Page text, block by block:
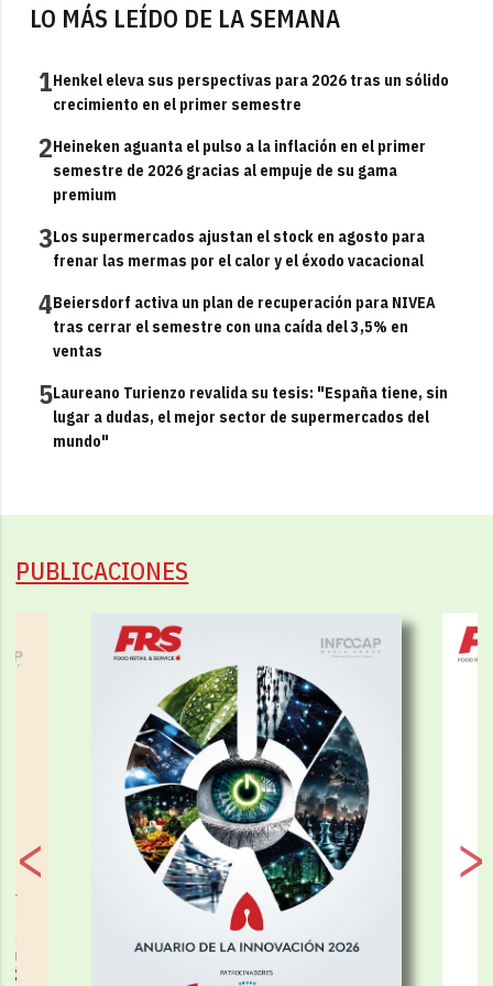
LO MÁS LEÍDO DE LA SEMANA
1Henkel eleva sus perspectivas para 2026 tras un sólido
crecimiento en el primer semestre
2Heineken aguanta el pulso a la inflación en el primer
semestre de 2026 gracias al empuje de su gama
premium
3Los supermercados ajustan el stock en agosto para
frenar las mermas por el calor y el éxodo vacacional
4Beiersdorf activa un plan de recuperación para NIVEA
tras cerrar el semestre con una caída del 3,5% en
ventas
5Laureano Turienzo revalida su tesis: "España tiene, sin
lugar a dudas, el mejor sector de supermercados del
mundo"
PUBLICACIONES